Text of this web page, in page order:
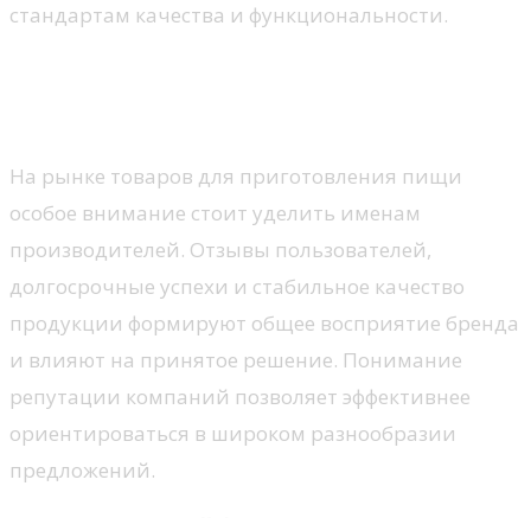
стандартам качества и функциональности.
На рынке товаров для приготовления пищи
особое внимание стоит уделить именам
производителей. Отзывы пользователей,
долгосрочные успехи и стабильное качество
продукции формируют общее восприятие бренда
и влияют на принятое решение. Понимание
репутации компаний позволяет эффективнее
ориентироваться в широком разнообразии
предложений.